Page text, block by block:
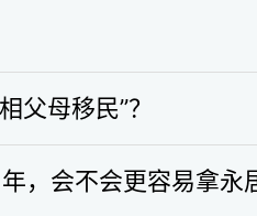
父母移民”？
，会不会更容易拿永